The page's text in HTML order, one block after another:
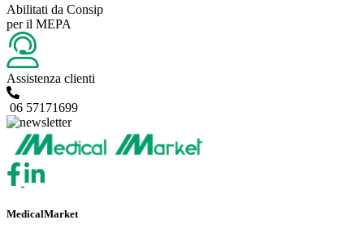
Abilitati da Consip
per il MEPA
Assistenza clienti
06 57171699
MedicalMarket